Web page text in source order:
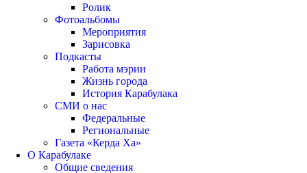
Ролик
Фотоальбомы
Мероприятия
Зарисовка
Подкасты
Работа мэрии
Жизнь города
История Карабулака
СМИ о нас
Федеральные
Региональные
Газета «Керда Ха»
О Карабулаке
Общие сведения